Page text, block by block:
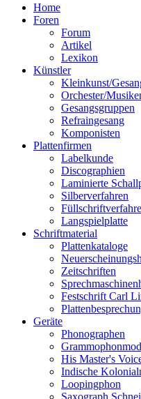
Home
Foren
Forum
Artikel
Lexikon
Künstler
Kleinkunst/
Orchester/
Gesangsgruppen
Refraingesang
Komponisten
Plattenfirmen
Labelkunde
Discographien
Laminierte
Silberverfahren
Langspielplatte
Schriftmaterial
Plattenkataloge
Zeitschriften
Festschrift Carl
Geräte
Phonographen
His Master's
Indische
Loopingphon
Saxograph